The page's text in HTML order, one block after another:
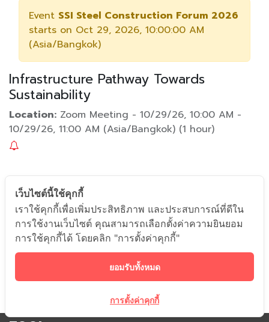
Event SSI Steel Construction Forum 2026
starts on Oct 29, 2026, 10:00:00 AM
(Asia/Bangkok)
Infrastructure Pathway Towards
Sustainability
Location: Zoom Meeting - 10/29/26, 10:00 AM -
10/29/26, 11:00 AM (Asia/Bangkok) (1 hour)
ดร.สุกิจ ยินดีสุข
เว็บไซต์นี้ใช้คุกกี้
เราใช้คุกกี้เพื่อเพิ่มประสิทธิภาพ และประสบการณ์ที่ดีใน
การใช้งานเว็บไซต์ คุณสามารถเลือกตั้งค่าความยินยอม
การใช้คุกกี้ได้ โดยคลิก "การตั้งค่าคุกกี้"
ยอมรับทั้งหมด
การตั้งค่าคุกกี้